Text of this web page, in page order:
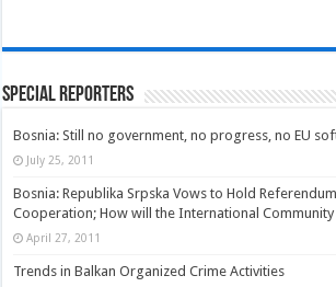
Special Reporters
Bosnia: Still no government, no progress, no EU
July 25, 2011
Bosnia: Republika Srpska Vows to Hold
Cooperation; How will the International Community
April 27, 2011
Trends in Balkan Organized Crime Activities